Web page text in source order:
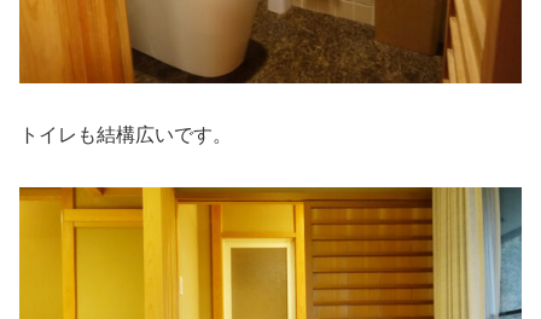
トイレも結構広いです。